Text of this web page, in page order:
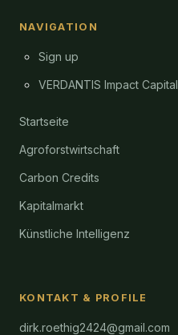
NAVIGATION
Sign up
VERDANTIS Impact Capital
Startseite
Agroforstwirtschaft
Carbon Credits
Kapitalmarkt
Künstliche Intelligenz
KONTAKT & PROFILE
dirk.roethig2424@gmail.com